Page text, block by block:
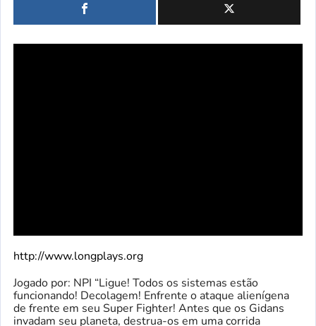
http://www.longplays.org
Jogado por: NPI “Ligue! Todos os sistemas estão
funcionando! Decolagem! Enfrente o ataque alienígena
de frente em seu Super Fighter! Antes que os Gidans
invadam seu planeta, destrua-os em uma corrida